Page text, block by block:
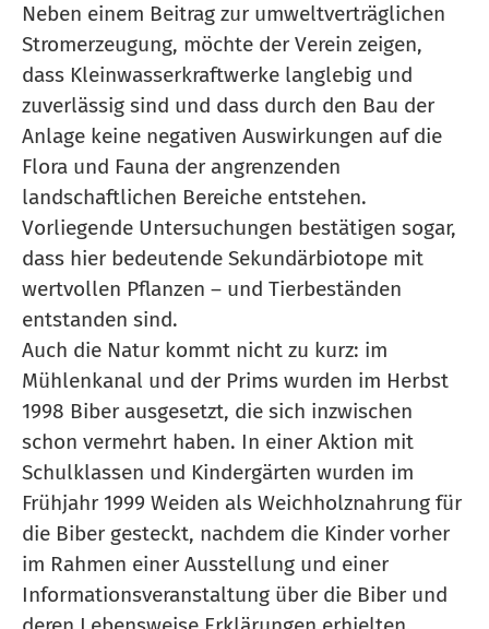
Neben einem Beitrag zur umweltverträglichen
Stromerzeugung, möchte der Verein zeigen,
dass Kleinwasserkraftwerke langlebig und
zuverlässig sind und dass durch den Bau der
Anlage keine negativen Auswirkungen auf die
Flora und Fauna der angrenzenden
landschaftlichen Bereiche entstehen.
Vorliegende Untersuchungen bestätigen sogar,
dass hier bedeutende Sekundärbiotope mit
wertvollen Pflanzen – und Tierbeständen
entstanden sind.
Auch die Natur kommt nicht zu kurz: im
Mühlenkanal und der Prims wurden im Herbst
1998 Biber ausgesetzt, die sich inzwischen
schon vermehrt haben. In einer Aktion mit
Schulklassen und Kindergärten wurden im
Frühjahr 1999 Weiden als Weichholznahrung für
die Biber gesteckt, nachdem die Kinder vorher
im Rahmen einer Ausstellung und einer
Informationsveranstaltung über die Biber und